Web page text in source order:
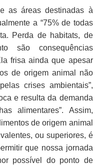
as áreas destinadas à
a “75% de todas
Perda de habitats, de
são consequências
frisa ainda que apesar
de origem animal não
crises ambientais”,
e resulta da demanda
alimentares”. Assim,
de origem animal
ou superiores, é
que nossa jornada
possível do ponto de